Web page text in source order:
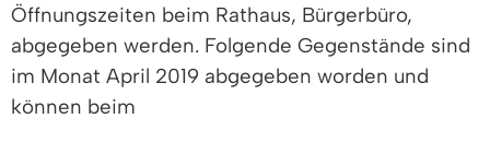
Öffnungszeiten beim Rathaus, Bürgerbüro,
abgegeben werden. Folgende Gegenstände sind
im Monat April 2019 abgegeben worden und
können beim